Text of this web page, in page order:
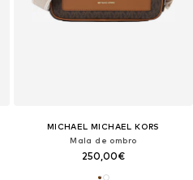
MICHAEL MICHAEL KORS
Mala de ombro
250,00€